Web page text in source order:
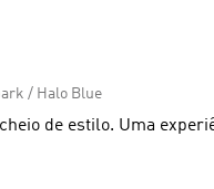
/ Halo Blue
de estilo. Uma